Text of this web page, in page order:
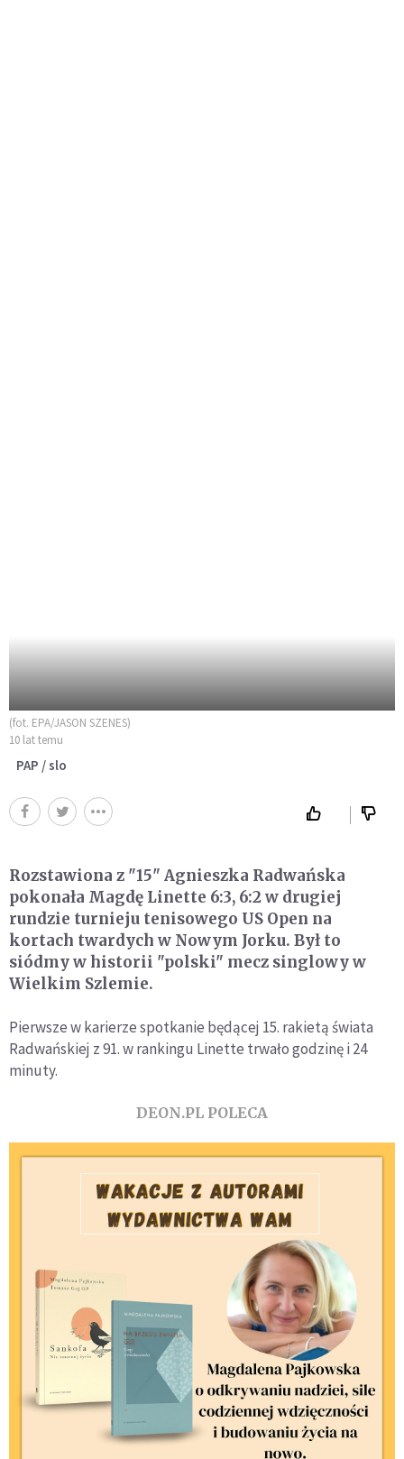
(fot. EPA/JASON SZENES)
10 lat temu
PAP / slo
Rozstawiona z "15" Agnieszka Radwańska
pokonała Magdę Linette 6:3, 6:2 w drugiej
rundzie turnieju tenisowego US Open na
kortach twardych w Nowym Jorku. Był to
siódmy w historii "polski" mecz singlowy w
Wielkim Szlemie.
Pierwsze w karierze spotkanie będącej 15. rakietą świata
Radwańskiej z 91. w rankingu Linette trwało godzinę i 24
minuty.
DEON.PL POLECA